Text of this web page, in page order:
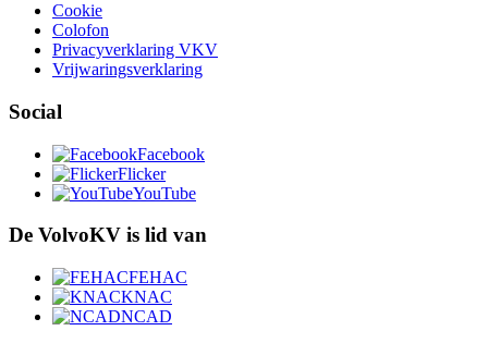
Cookie
Colofon
Privacyverklaring VKV
Vrijwaringsverklaring
Social
Facebook
Flicker
YouTube
De VolvoKV is lid van
FEHAC
KNAC
NCAD